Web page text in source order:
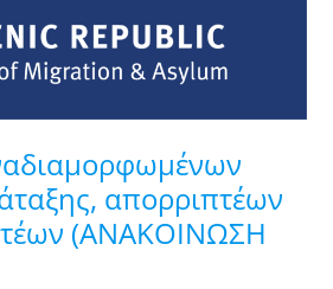
απορριπτέων
(ΑΝΑΚΟΙΝΩΣΗ